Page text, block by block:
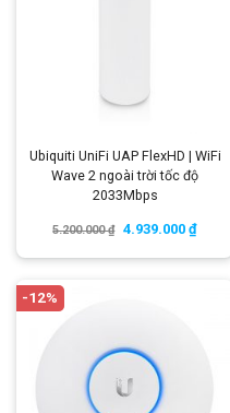
Ubiquiti UniFi UAP FlexHD | WiFi
Wave 2 ngoài trời tốc độ
2033Mbps
5.200.000₫ 4.939.000 ₫
-12%